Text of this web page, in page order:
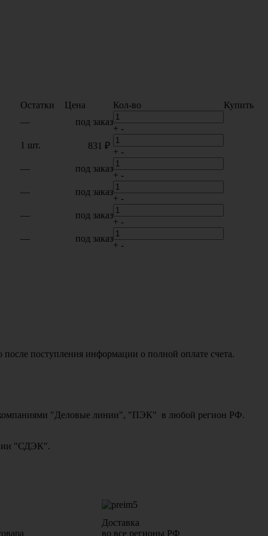
Остатки Цена Кол-во
Купить
— под заказ
+ -
1 шт. 831 ₽
+ -
— под заказ
+ -
— под заказ
+ -
— под заказ
+ -
— под заказ
+ -
поступления информации о полной оплате счета.
компаниями "Деловые линии", "ПЭК" в любой регион РФ.
"СДЭК".
Доставка
во все регионы РФ